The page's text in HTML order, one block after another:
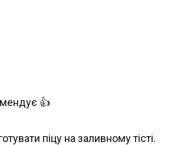
👍
піцу на заливному тісті.